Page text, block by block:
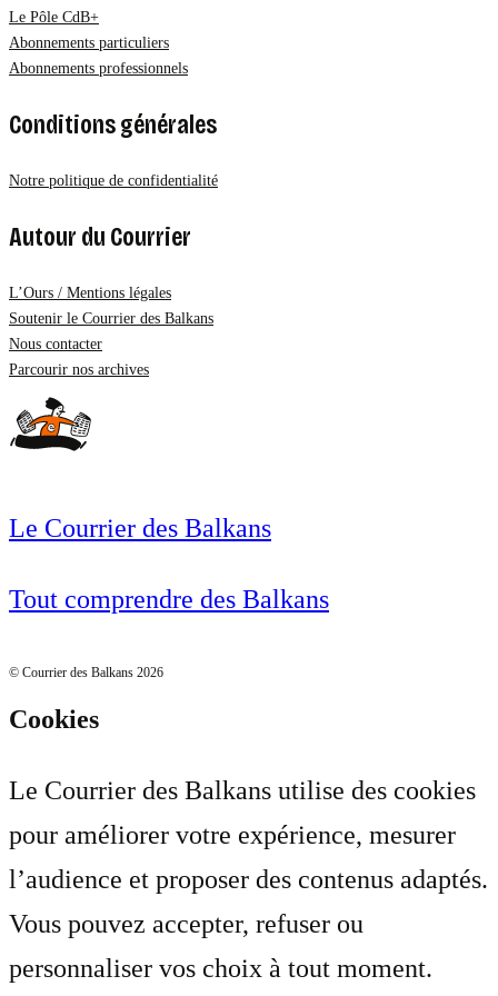
Le Pôle CdB+
Abonnements particuliers
Abonnements professionnels
Conditions générales
Notre politique de confidentialité
Autour du Courrier
L’Ours / Mentions légales
Soutenir le Courrier des Balkans
Nous contacter
Parcourir nos archives
Le Courrier des Balkans
Tout comprendre des Balkans
© Courrier des Balkans 2026
Cookies
Le Courrier des Balkans utilise des cookies
pour améliorer votre expérience, mesurer
l’audience et proposer des contenus adaptés.
Vous pouvez accepter, refuser ou
personnaliser vos choix à tout moment.